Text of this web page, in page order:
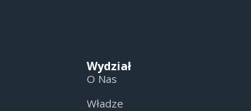
Wydział
O Nas
Władze